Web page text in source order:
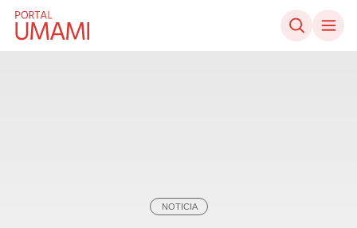
Ir directamente al contenido
NOTICIA